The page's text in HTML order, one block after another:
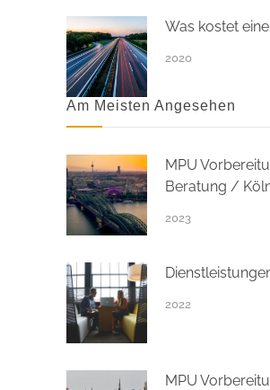
Was kostet
2020
Am Meisten Angesehen
MPU
Beratung /
2023
2022
MPU